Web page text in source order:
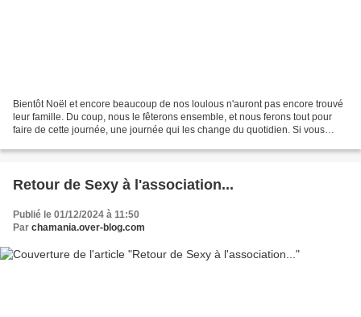
Bientôt Noël et encore beaucoup de nos loulous n'auront pas encore trouvé
leur famille. Du coup, nous le fêterons ensemble, et nous ferons tout pour
faire de cette journée, une journée qui les change du quotidien. Si vous
Retour de Sexy à l'association...
Publié le 01/12/2024 à 11:50
Par chamania.over-blog.com